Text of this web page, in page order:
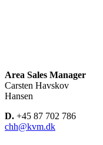
Area Sales Manager
Carsten Havskov
Hansen
D. +45 87 702 786
chh@kvm.dk